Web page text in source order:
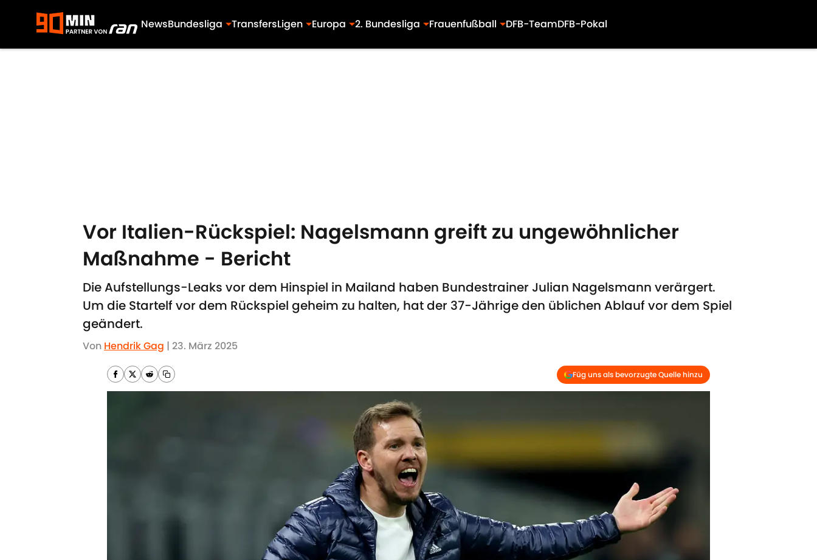
NewsBundesliga TransfersLigen Europa 2. Bundesliga Frauenfußball DFB-TeamDFB-Pokal
Vor Italien-Rückspiel: Nagelsmann greift zu ungewöhnlicher
Maßnahme - Bericht
Die Aufstellungs-Leaks vor dem Hinspiel in Mailand haben Bundestrainer Julian Nagelsmann verärgert.
Um die Startelf vor dem Rückspiel geheim zu halten, hat der 37-Jährige den üblichen Ablauf vor dem Spiel
geändert.
Von Hendrik Gag | 23. März 2025
Füg uns als bevorzugte Quelle hinzu